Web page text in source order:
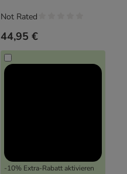
44,95 €
-10% Extra-Rabatt aktivieren
Not Rated